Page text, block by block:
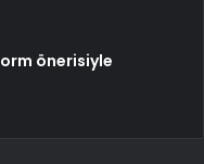
önerisiyle